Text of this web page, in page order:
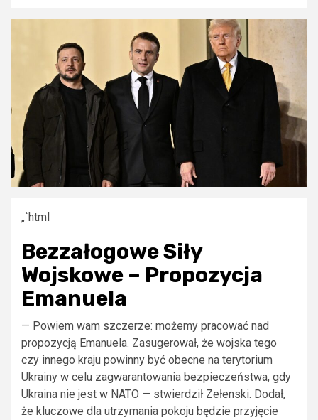
„`html
Bezzałogowe Siły
Wojskowe – Propozycja
Emanuela
— Powiem wam szczerze: możemy pracować nad
propozycją Emanuela. Zasugerował, że wojska tego
czy innego kraju powinny być obecne na terytorium
Ukrainy w celu zagwarantowania bezpieczeństwa, gdy
Ukraina nie jest w NATO — stwierdził Zełenski. Dodał,
że kluczowe dla utrzymania pokoju będzie przyjęcie